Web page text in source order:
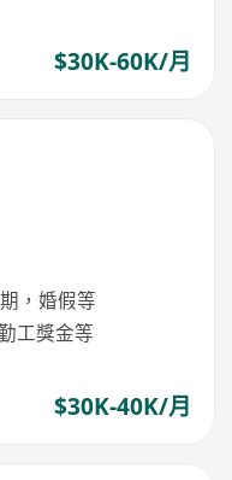
$30K-60K/月
，婚假等
工獎金等
$30K-40K/月